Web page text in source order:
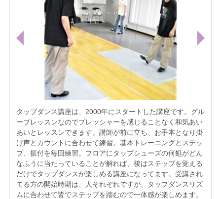
タップダンス講座は、2000年にスタートした講座です。グル
ープレッスンなのでプレッシャーを感じることなく和気あい
あいとレッスンできます。講師が前に立ち、お手本となり掛
け声とカウントに合わせて練習。基本トレーニングとステッ
プ、振付を毎回練習。フロアにタップシューズの何処がどん
なふうに当たっていることが解れば、後はステップを覚える
だけでタップダンスが楽しめる講座になってます。受講され
てる方の開始時期は、人それぞれですが、タップダンスリズ
ムに合わせて皆でステップを踏むので一体感が楽しめます。